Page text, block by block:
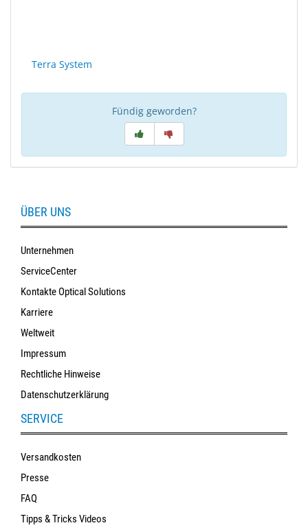
Terra System
Fündig geworden?
ÜBER UNS
Unternehmen
ServiceCenter
Kontakte Optical Solutions
Karriere
Weltweit
Impressum
Rechtliche Hinweise
Datenschutzerklärung
SERVICE
Versandkosten
Presse
FAQ
Tipps & Tricks Videos